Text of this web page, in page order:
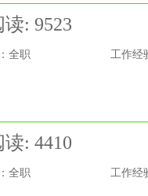
: 9523
全职 工作经
: 4410
全职 工作经